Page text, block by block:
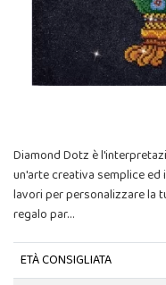
Diamond Dotz è
un'arte creativa semplice
lavori per personalizzare la
regalo par…
ETÀ CONSIGLIATA